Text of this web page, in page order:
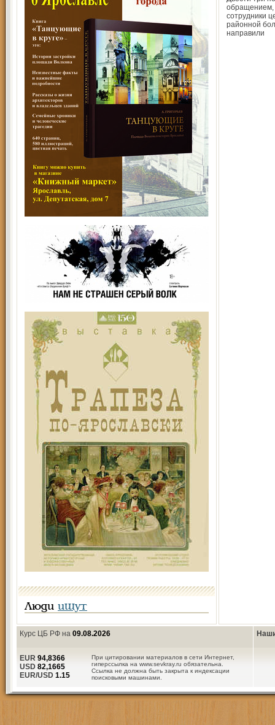
Люди ищут
обращением,
сотрудники
районной
направили
Курс ЦБ РФ на 09.08.2026
При цитировании материалов в сети Интернет,
гиперссылка на www.sevkray.ru обязательна.
Ссылка не должна быть закрыта к индексации
поисковыми машинами.
EUR 94,8366
USD 82,1665
EUR/USD 1.15